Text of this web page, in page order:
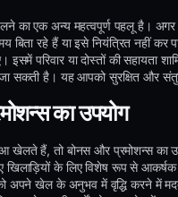
का एक अन्य महत्वपूर्ण पहलू है।
रहे हैं या इसे नियंत्रित नहीं कर
इसमें परिवार या दोस्तों की सहायता
जा सकती है। यह आपको सुरक्षित और
का उपयोग
हैं, तो बोनस और प्रमोशन्स का
के लिए विशेष रूप से
अपने खेल के अनुभव में वृद्धि करने में